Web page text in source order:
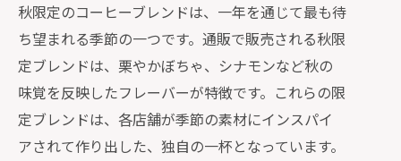
秋限定のコーヒーブレンドは、一年を通じて最も待
ち望まれる季節の一つです。通販で販売される秋限
定ブレンドは、栗やかぼちゃ、シナモンなど秋の
味覚を反映したフレーバーが特徴です。これらの限
定ブレンドは、各店舗が季節の素材にインスパイ
アされて作り出した、独自の一杯となっています。